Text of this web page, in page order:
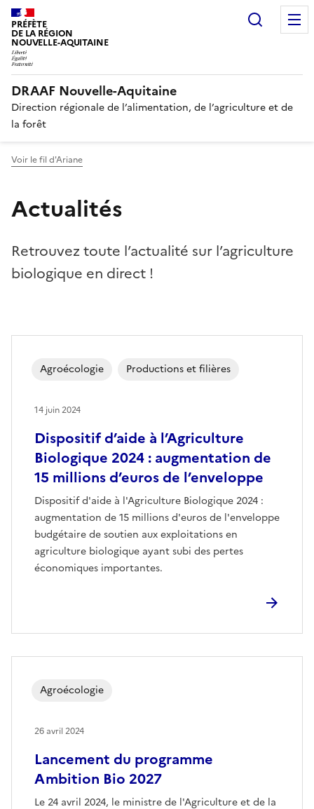
PRÉFÈTE
DE LA RÉGION
NOUVELLE-AQUITAINE
DRAAF Nouvelle-Aquitaine
Direction régionale de l’alimentation, de l’agriculture et de
la forêt
Voir le fil d'Ariane
Actualités
Retrouvez toute l’actualité sur l’agriculture
biologique en direct !
Dispositif d’aide à l’Agriculture
Biologique 2024 : augmentation de
15 millions d’euros de l’enveloppe
Dispositif d'aide à l'Agriculture Biologique 2024 :
augmentation de 15 millions d'euros de l'enveloppe
budgétaire de soutien aux exploitations en
agriculture biologique ayant subi des pertes
économiques importantes.
Agroécologie Productions et filières
14 juin 2024
Lancement du programme
Ambition Bio 2027
Le 24 avril 2024, le ministre de l'Agriculture et de la
Agroécologie
26 avril 2024